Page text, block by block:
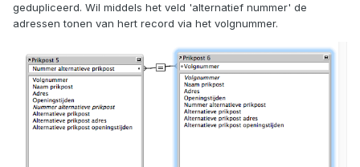
gedupliceerd. Wil middels het veld 'alternatief nummer' de
adressen tonen van hert record via het volgnummer.